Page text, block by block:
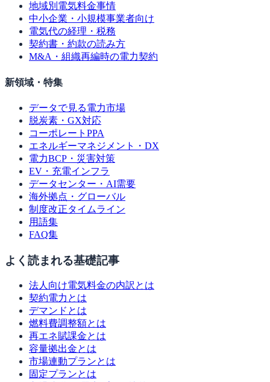
地域別電気料金事情
中小企業・小規模事業者向け
電気代の経理・税務
契約書・約款の読み方
M&A・組織再編時の電力契約
新領域・特集
データで見る電力市場
脱炭素・GX対応
コーポレートPPA
エネルギーマネジメント・DX
電力BCP・災害対策
EV・充電インフラ
データセンター・AI需要
海外拠点・グローバル
制度改正タイムライン
用語集
FAQ集
よく読まれる基礎記事
法人向け電気料金の内訳とは
契約電力とは
デマンドとは
燃料費調整額とは
再エネ賦課金とは
容量拠出金とは
市場連動プランとは
固定プランとは